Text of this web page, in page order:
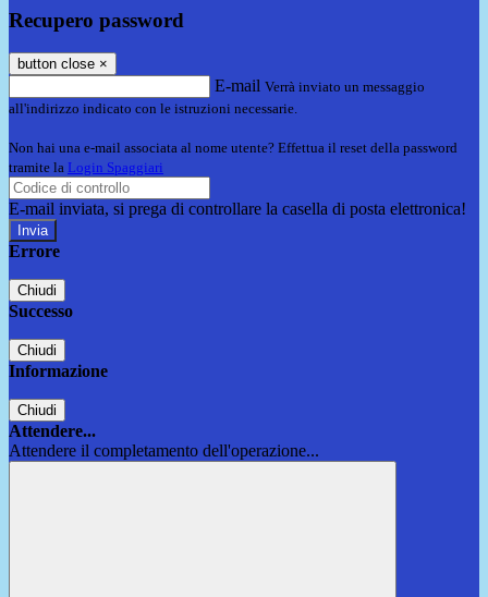
Recupero password
button close ×
E-mail Verrà inviato un messaggio
all'indirizzo indicato con le istruzioni necessarie.
Non hai una e-mail associata al nome utente? Effettua il reset della password
tramite la Login Spaggiari
E-mail inviata, si prega di controllare la casella di posta elettronica!
Errore
Chiudi
Successo
Chiudi
Informazione
Chiudi
Attendere...
Attendere il completamento dell'operazione...